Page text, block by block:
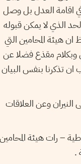
اقامة العدل بل وصل
الذي لا يمكن قبوله
هيئة المحامين التي
وبكلام مقذع فضلا عن
ان تذكرنا بنفس البيان
النيران وعن العلاقات
– رات هيئة المحامين
.